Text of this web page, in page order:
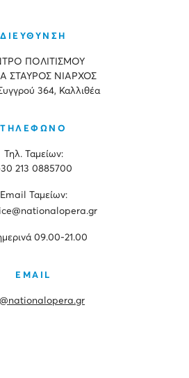
ΔΙΕΥΘΥΝΣΗ
ΠΟΛΙΤΙΣΜΟΥ
ΣΤΑΥΡΟΣ ΝΙΑΡΧΟΣ
364, Καλλιθέα
ΤΗΛΕΦΩΝΟ
Τηλ. Ταμείων:
213 0885700
Εmail Ταμείων:
09.00-21.00
EMAIL